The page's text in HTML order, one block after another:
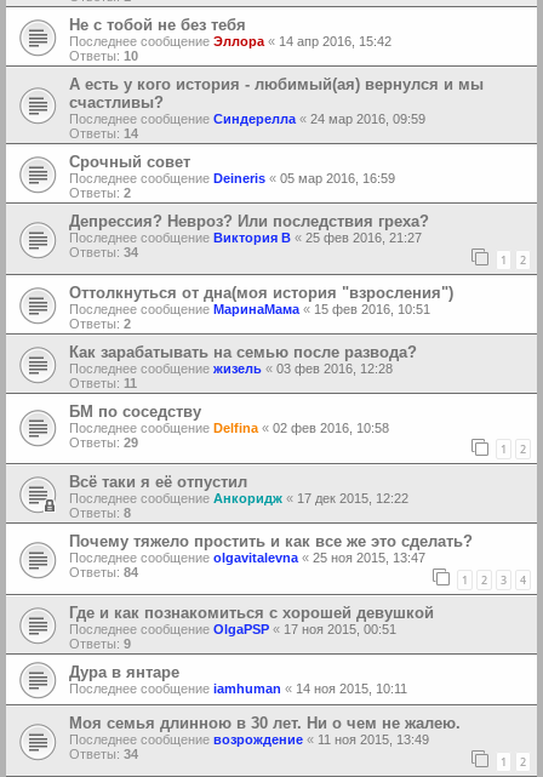
Не с тобой не без тебя
Последнее сообщение Эллора « 14 апр 2016, 15:42
Ответы: 10
А есть у кого история - любимый(ая) вернулся и мы
счастливы?
Последнее сообщение Синдерелла « 24 мар 2016, 09:59
Ответы: 14
Срочный совет
Последнее сообщение Deineris « 05 мар 2016, 16:59
Ответы: 2
Депрессия? Невроз? Или последствия греха?
Последнее сообщение Виктория В « 25 фев 2016, 21:27
Ответы: 34 1 2
Оттолкнуться от дна(моя история "взросления")
Последнее сообщение МаринаМама « 15 фев 2016, 10:51
Ответы: 2
Как зарабатывать на семью после развода?
Последнее сообщение жизель « 03 фев 2016, 12:28
Ответы: 11
БМ по соседству
Последнее сообщение Delfina « 02 фев 2016, 10:58
Ответы: 29 1 2
Всё таки я её отпустил
Последнее сообщение Анкоридж « 17 дек 2015, 12:22
Ответы: 8
Почему тяжело простить и как все же это сделать?
Последнее сообщение olgavitalevna « 25 ноя 2015, 13:47
Ответы: 84 1 2 3 4
Где и как познакомиться с хорошей девушкой
Последнее сообщение OlgaPSP « 17 ноя 2015, 00:51
Ответы: 9
Дура в янтаре
Последнее сообщение iamhuman « 14 ноя 2015, 10:11
Моя семья длинною в 30 лет. Ни о чем не жалею.
Последнее сообщение возрoждение « 11 ноя 2015, 13:49
Ответы: 34 1 2